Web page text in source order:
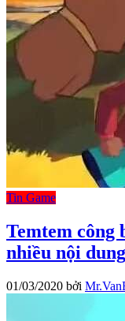
Tin Game
Temtem
nhiều nội
01/03/2020 bởi